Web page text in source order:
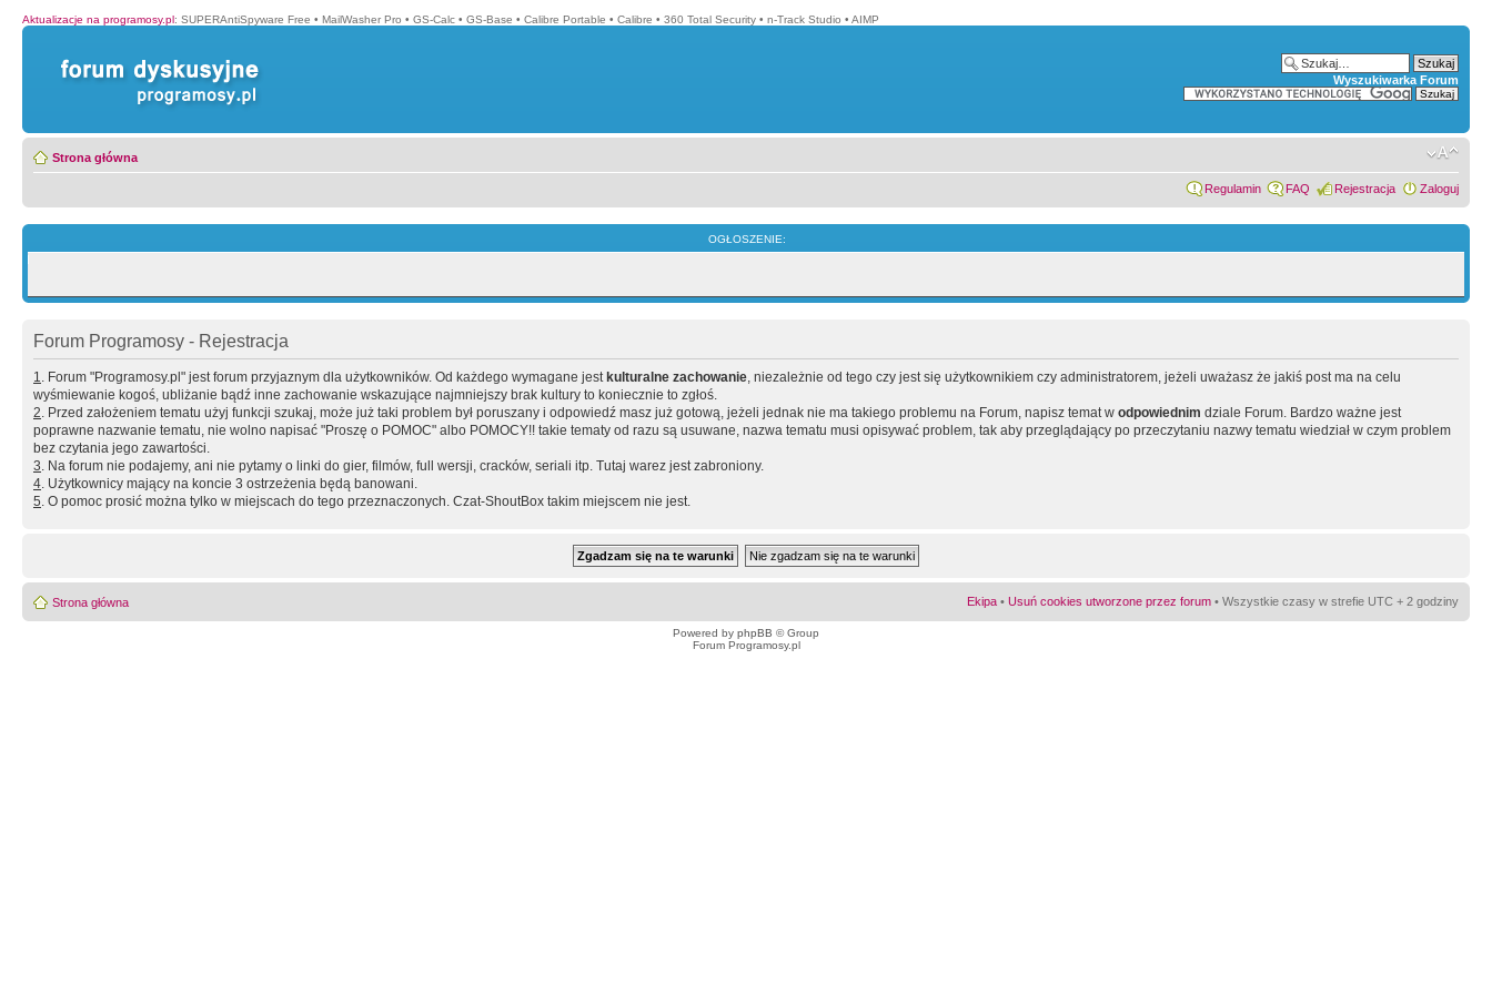
Aktualizacje na programosy.pl: SUPERAntiSpyware Free • MailWasher Pro • GS-Calc • GS-Base • Calibre Portable • Calibre • 360 Total Security • n-Track Studio • AIMP
Wyszukiwarka Forum
Strona główna
Regulamin FAQ Rejestracja Zaloguj
OGŁOSZENIE:
Forum Programosy - Rejestracja
1. Forum "Programosy.pl" jest forum przyjaznym dla użytkowników. Od każdego wymagane jest kulturalne zachowanie, niezależnie od tego czy jest się użytkownikiem czy administratorem, jeżeli uważasz że jakiś post ma na celu
wyśmiewanie kogoś, ubliżanie bądź inne zachowanie wskazujące najmniejszy brak kultury to koniecznie to zgłoś.
2. Przed założeniem tematu użyj funkcji szukaj, może już taki problem był poruszany i odpowiedź masz już gotową, jeżeli jednak nie ma takiego problemu na Forum, napisz temat w odpowiednim dziale Forum. Bardzo ważne jest
poprawne nazwanie tematu, nie wolno napisać "Proszę o POMOC" albo POMOCY!! takie tematy od razu są usuwane, nazwa tematu musi opisywać problem, tak aby przeglądający po przeczytaniu nazwy tematu wiedział w czym problem
bez czytania jego zawartości.
3. Na forum nie podajemy, ani nie pytamy o linki do gier, filmów, full wersji, cracków, seriali itp. Tutaj warez jest zabroniony.
4. Użytkownicy mający na koncie 3 ostrzeżenia będą banowani.
5. O pomoc prosić można tylko w miejscach do tego przeznaczonych. Czat-ShoutBox takim miejscem nie jest.
Strona główna Ekipa • Usuń cookies utworzone przez forum • Wszystkie czasy w strefie UTC + 2 godziny
Powered by phpBB © Group
Forum Programosy.pl